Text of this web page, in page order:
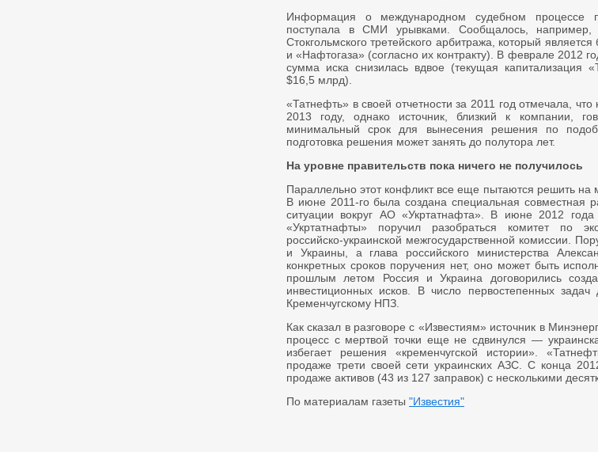
Информация о международном судебном процессе
поступала в СМИ урывками. Сообщалось, например,
Стокгольмского третейского арбитража, который
и «Нафтогаза» (согласно их контракту). В феврале 2012
сумма иска снизилась вдвое (текущая капитализация
$16,5 млрд).
«Татнефть» в своей отчетности за 2011 год отмечала,
2013 году, однако источник, близкий к компании,
минимальный срок для вынесения решения по
подготовка решения может занять до полутора лет.
На уровне правительств пока ничего не получилось
Параллельно этот конфликт все еще пытаются решить на
В июне 2011-го была создана специальная совместная
ситуации вокруг АО «Укртатнафта». В июне 2012
«Укртатнафты» поручил разобраться комитет по
российско-украинской межгосударственной комиссии.
и Украины, а глава российского министерства
конкретных сроков поручения нет, оно может быть
прошлым летом Россия и Украина договорились
инвестиционных исков. В число первостепенных
Кременчугскому НПЗ.
Как сказал в разговоре с «Известиям» источник в
процесс с мертвой точки еще не сдвинулся —
избегает решения «кременчугской истории».
продаже трети своей сети украинских АЗС. С конца
продаже активов (43 из 127 заправок) с несколькими
По материалам газеты "Известия"